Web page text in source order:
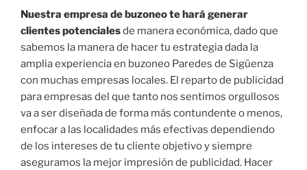
Nuestra empresa de buzoneo te hará generar
clientes potencialesde manera económica, dado que
sabemos la manera de hacer tu estrategia dada la
amplia experiencia en buzoneo Paredes de Sigüenza
con muchas empresas locales. El reparto de publicidad
para empresas del que tanto nos sentimos orgullosos
va a ser diseñada de forma más contundente o menos,
enfocar a las localidades más efectivas dependiendo
de los intereses de tu cliente objetivo y siempre
aseguramos la mejor impresión de publicidad. Hacer